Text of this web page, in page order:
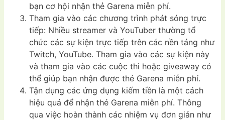
bạn cơ hội nhận thẻ Garena miễn phí.
Tham gia vào các chương trình phát sóng trực
tiếp: Nhiều streamer và YouTuber thường tổ
chức các sự kiện trực tiếp trên các nền tảng như
Twitch, YouTube. Tham gia vào các sự kiện này
và tham gia vào các cuộc thi hoặc giveaway có
thể giúp bạn nhận được thẻ Garena miễn phí.
Tận dụng các ứng dụng kiếm tiền là một cách
hiệu quả để nhận thẻ Garena miễn phí. Thông
qua việc hoàn thành các nhiệm vụ đơn giản như